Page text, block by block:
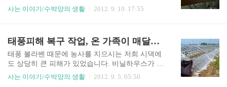
약속의 메세지를 담아서 달아놨는데빈 틈없이 빽
빽한 열쇠고리 나무와 열쇠고리 담을 보면서어딘
소원...그 약속들이 다 이루어졌다면 얼마나 좋을
까... 하지만 이..
처 확인을 못하고 뒤늦게 알았답니다. 전세 계약이
는 분들이 많아서 생각은 하고 있었지만막상 이리
닥치고 보니 당황스러웠습니다. 집도 팔려고 내놓
으셨다 그러고...내심 연락이 오지 않기를 바라고
있었거든요. 저는 이번에 주인 아주머니를 처음 뵈
었습니다.계약을 할 때 저는 함께 가지 않았었거든
사는 이야기/수박양의 생활 2012. 9. 10. 17:55
태풍피해 복구 작업, 온 가족이 매달려도 끝이 안보여
태풍 볼라벤 때문에 농사를 지으시는 저희 시댁에
도 상당히 큰 피해가 있었습니다. 비닐하우스가 다
날아갔다는 말씀을 듣고는 걱정스런 마음에별로
사는 이야기/수박양의 생활 2012. 9. 5. 05:50